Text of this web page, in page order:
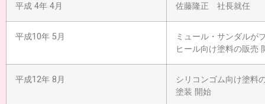
平成 4年 4月 佐藤隆正 社長就任
平成10年 5月
ミュール・サンダルが
ヒール向け塗料の販売
平成12年 8月
シリコンゴム向け塗料
塗装 開始